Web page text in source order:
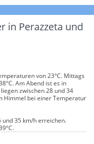
in Perazzeta und
von 23°C. Mittags
Am Abend ist es in
zwischen 28 und 34
Himmel bei einer Temperatur
und 35 km/h erreichen.